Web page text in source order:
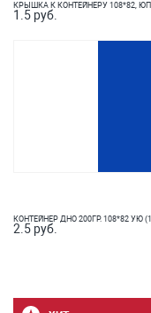
КРЫШКА К КОНТЕЙНЕРУ 108*82, ЮП
1.5 руб.
КОНТЕЙНЕР ДНО 200ГР. 108*82 УЮ
2.5 руб.